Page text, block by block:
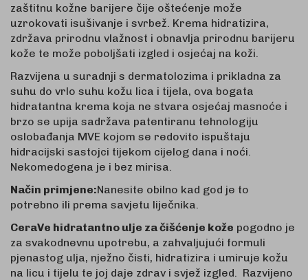
zaštitnu kožne barijere čije oštećenje može
uzrokovati isušivanje i svrbež. Krema hidratizira,
zdržava prirodnu vlažnost i obnavlja prirodnu barijeru
kože te može poboljšati izgled i osjećaj na koži.
Razvijena u suradnji s dermatolozima i prikladna za
suhu do vrlo suhu kožu lica i tijela, ova bogata
hidratantna krema koja ne stvara osjećaj masnoće i
brzo se upija sadržava patentiranu tehnologiju
oslobađanja MVE kojom se redovito ispuštaju
hidracijski sastojci tijekom cijelog dana i noći.
Nekomedogena je i bez mirisa.
Način primjene:Nanesite obilno kad god je to
potrebno ili prema savjetu liječnika.
CeraVe hidratantno ulje za čišćenje kože pogodno je
za svakodnevnu upotrebu, a zahvaljujući formuli
pjenastog ulja, nježno čisti, hidratizira i umiruje kožu
na licu i tijelu te joj daje zdrav i svjež izgled. Razvijeno